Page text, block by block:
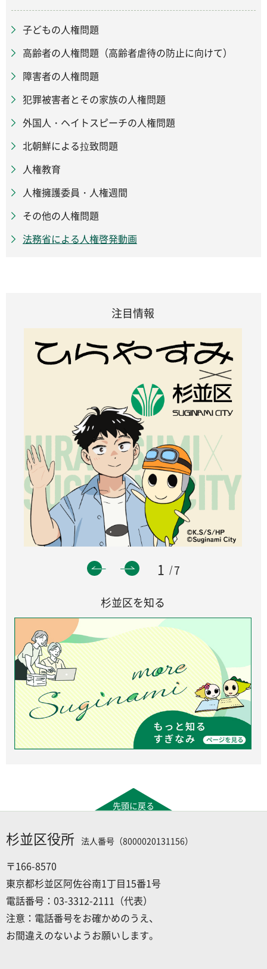
子どもの人権問題
高齢者の人権問題（高齢者虐待の防止に向けて）
障害者の人権問題
犯罪被害者とその家族の人権問題
外国人・ヘイトスピーチの人権問題
北朝鮮による拉致問題
人権教育
人権擁護委員・人権週間
その他の人権問題
法務省による人権啓発動画
注目情報
1
7
杉並区を知る
先頭に戻る
杉並区役所 法人番号（8000020131156）
〒166-8570
東京都杉並区阿佐谷南1丁目15番1号
電話番号：03-3312-2111（代表）
注意：電話番号をお確かめのうえ、
お間違えのないようお願いします。